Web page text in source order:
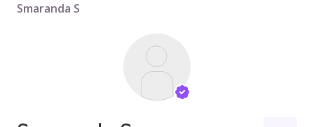
Smaranda S